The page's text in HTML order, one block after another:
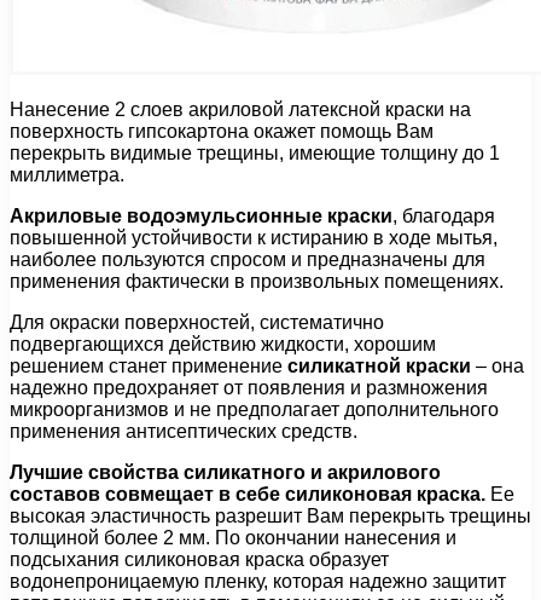
Нанесение 2 слоев акриловой латексной краски на
поверхность гипсокартона окажет помощь Вам
перекрыть видимые трещины, имеющие толщину до 1
миллиметра.
Акриловые водоэмульсионные краски, благодаря
повышенной устойчивости к истиранию в ходе мытья,
наиболее пользуются спросом и предназначены для
применения фактически в произвольных помещениях.
Для окраски поверхностей, систематично
подвергающихся действию жидкости, хорошим
решением станет применение силикатной краски – она
надежно предохраняет от появления и размножения
микроорганизмов и не предполагает дополнительного
применения антисептических средств.
Лучшие свойства силикатного и акрилового
составов совмещает в себе силиконовая краска. Ее
высокая эластичность разрешит Вам перекрыть трещины
толщиной более 2 мм. По окончании нанесения и
подсыхания силиконовая краска образует
водонепроницаемую пленку, которая надежно защитит